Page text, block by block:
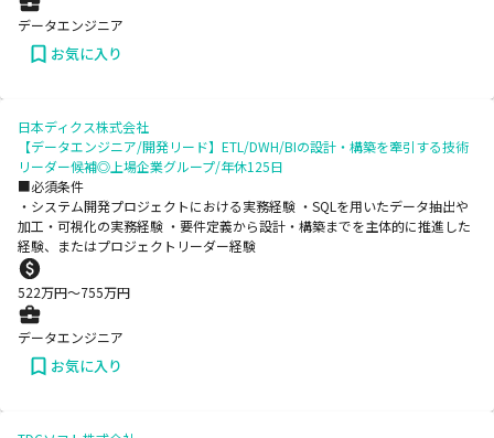
データエンジニア
お気に入り
日本ディクス株式会社
【データエンジニア/開発リード】ETL/DWH/BIの設計・構築を牽引する技術
リーダー候補◎上場企業グループ/年休125日
■必須条件
・システム開発プロジェクトにおける実務経験 ・SQLを用いたデータ抽出や
加工・可視化の実務経験 ・要件定義から設計・構築までを主体的に推進した
経験、またはプロジェクトリーダー経験
522万円〜755万円
データエンジニア
お気に入り